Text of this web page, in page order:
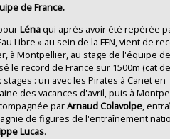
de France.
Lénaqui après avoir été repérée
Libre » au sein de la FFN, vient de
à Montpellier, au stage de l'équipe
le record de France sur 1500m (cat
: un avec les Pirates à Canet en
des vacances d'avril, puis à
parArnaudColavolpe,
de figures de l'entraînement
Lucas.